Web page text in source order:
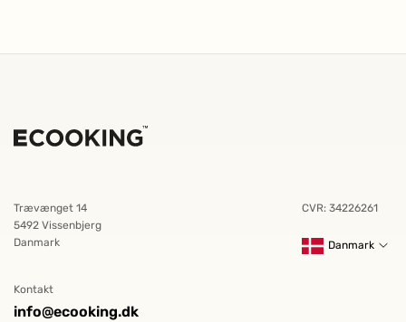
Trævænget 14
5492 Vissenbjerg
Danmark
CVR: 34226261
Danmark
Kontakt
info@ecooking.dk